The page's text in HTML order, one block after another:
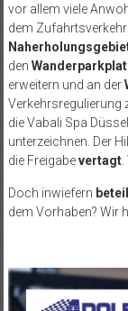
vor allem viele
dem
den
erweitern und an der
Verkehrsregulierung
die Vabali Spa
unterzeichnen. Der
die Freigabevertagt.
Doch inwiefern
dem Vorhaben? Wir